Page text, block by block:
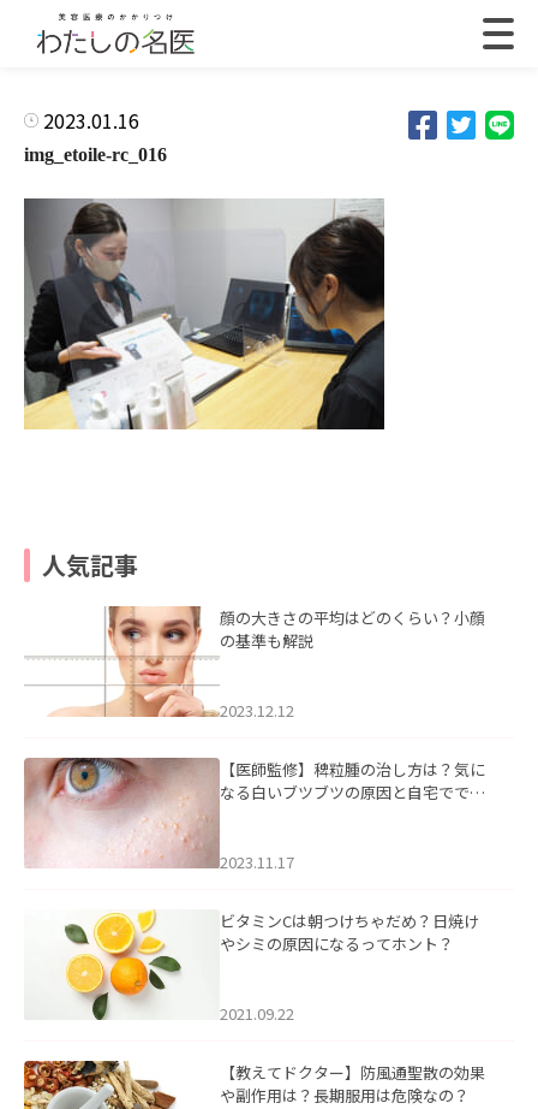
2023.01.16
img_etoile-rc_016
人気記事
顔の大きさの平均はどのくらい？小顔
の基準も解説
2023.12.12
【医師監修】稗粒腫の治し方は？気に
なる白いブツブツの原因と自宅ででき
2023.11.17
ビタミンCは朝つけちゃだめ？日焼け
やシミの原因になるってホント？
2021.09.22
【教えてドクター】防風通聖散の効果
や副作用は？長期服用は危険なの？